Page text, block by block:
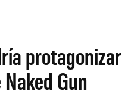
protagonizar
Gun